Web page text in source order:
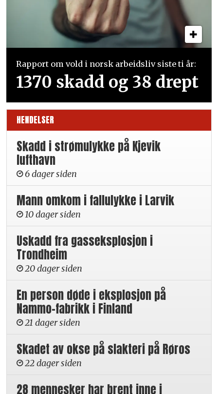
Rapport om vold i norsk arbeidsliv siste ti år:
1370 skadd og 38 drept
HENDELSER
Skadd i strømulykke på Kjevik
lufthavn
6 dager siden
Mann omkom i fallulykke i Larvik
10 dager siden
Uskadd fra gasseksplosjon i
Trondheim
20 dager siden
En person døde i eksplosjon på
Nammo-fabrikk i Finland
21 dager siden
Skadet av okse på slakteri på Røros
22 dager siden
28 mennesker har brent inne i